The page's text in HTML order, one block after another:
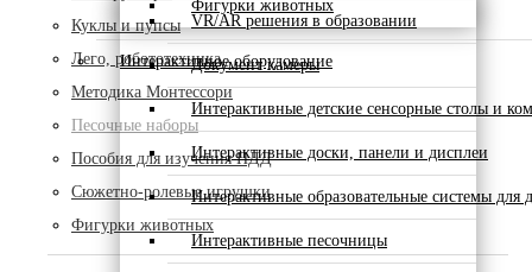
Фигурки животных
Интерактивное оборудование
VR/AR решения в образовании
Документ камеры
Интерактивные детские сенсорные столы и
Интерактивные доски, панели и дисплеи
Интерактивные образовательные системы для
Интерактивные песочницы
Куклы и пупсы
Лего, робототехника
Методика Монтессори
Песочные наборы
Пособия для изучения ПДД
Сюжетно-ролевые игрушки
Фигурки животных